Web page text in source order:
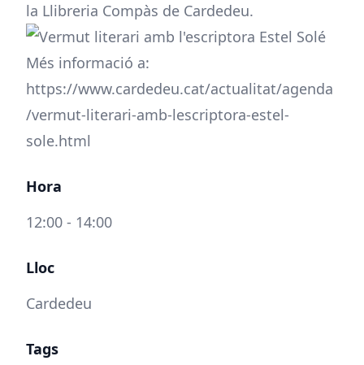
la Llibreria Compàs de Cardedeu.
Més informació a:
https://www.cardedeu.cat/actualitat/agenda
/vermut-literari-amb-lescriptora-estel-
sole.html
Hora
12:00 - 14:00
Lloc
Cardedeu
Tags